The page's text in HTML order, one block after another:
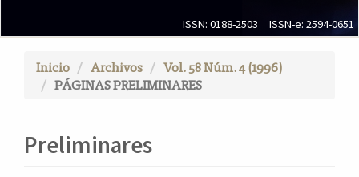
n
c
C
ISSN: 0188-2503 ISSN-e: 2594-0651
Inicio Archivos
Vol. 58 Núm. 4 (1996)
PÁGINAS PRELIMINARES
Preliminares